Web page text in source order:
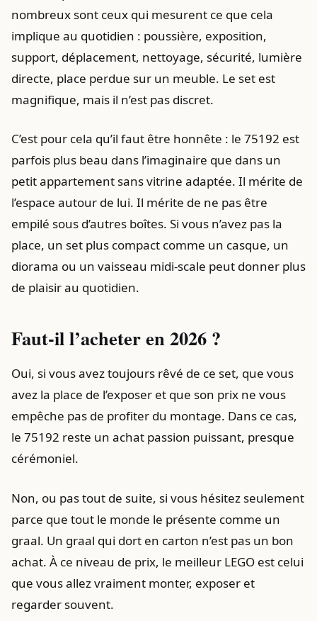
nombreux sont ceux qui mesurent ce que cela
implique au quotidien : poussière, exposition,
support, déplacement, nettoyage, sécurité, lumière
directe, place perdue sur un meuble. Le set est
magnifique, mais il n’est pas discret.
C’est pour cela qu’il faut être honnête : le 75192 est
parfois plus beau dans l’imaginaire que dans un
petit appartement sans vitrine adaptée. Il mérite de
l’espace autour de lui. Il mérite de ne pas être
empilé sous d’autres boîtes. Si vous n’avez pas la
place, un set plus compact comme un casque, un
diorama ou un vaisseau midi-scale peut donner plus
de plaisir au quotidien.
Faut-il l’acheter en 2026 ?
Oui, si vous avez toujours rêvé de ce set, que vous
avez la place de l’exposer et que son prix ne vous
empêche pas de profiter du montage. Dans ce cas,
le 75192 reste un achat passion puissant, presque
cérémoniel.
Non, ou pas tout de suite, si vous hésitez seulement
parce que tout le monde le présente comme un
graal. Un graal qui dort en carton n’est pas un bon
achat. À ce niveau de prix, le meilleur LEGO est celui
que vous allez vraiment monter, exposer et
regarder souvent.